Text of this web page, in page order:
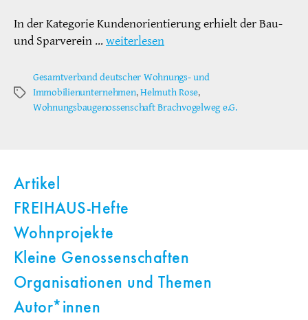
In der Kategorie Kundenorientierung erhielt der Bau-
und Sparverein … weiterlesen
Schlagwörter
Gesamtverband deutscher Wohnungs- und
Immobilienunternehmen,Helmuth Rose,
Wohnungsbaugenossenschaft Brachvogelweg e.G.
Artikel
FREIHAUS-Hefte
Wohnprojekte
Kleine Genossenschaften
Organisationen und Themen
Autor*innen